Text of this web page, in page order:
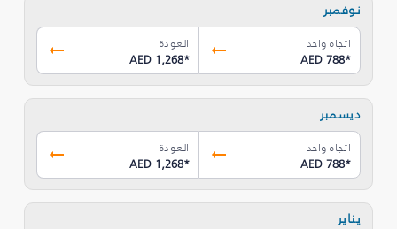
نوفمبر
اتجاه واحد
AED 788*
العودة
AED 1,268*
ديسمبر
اتجاه واحد
AED 788*
العودة
AED 1,268*
يناير